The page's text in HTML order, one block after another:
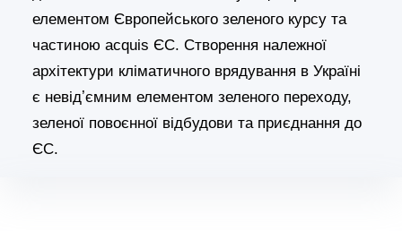
елементом Європейського зеленого курсу та
частиною acquis ЄС. Створення належної
архітектури кліматичного врядування в Україні
є невідʼємним елементом зеленого переходу,
зеленої повоєнної відбудови та приєднання до
ЄС.